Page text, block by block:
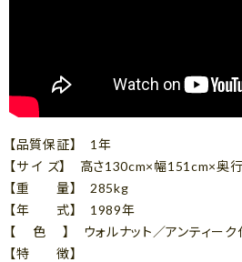
【品質保証】 1年
【サ イ ズ】 高さ130cm×幅151cm×奥
【重 量】 285kg
【年 式】 1989年
【 色 】 ウォルナット／アンティーク
【特 徴】